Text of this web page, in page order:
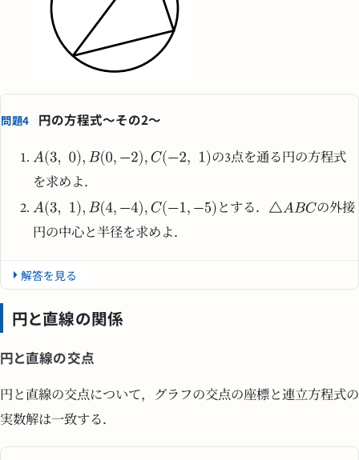
問題4 円の方程式〜その2〜
の3点を通る円の方程式
を求めよ．
とする．
の外接
円の中心と半径を求めよ．
解答を見る
円と直線の関係
円と直線の交点
円と直線の交点について，グラフの交点の座標と連立方程式の
実数解は一致する．